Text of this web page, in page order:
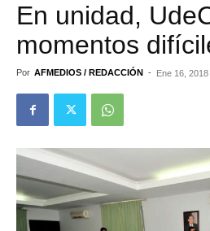
En unidad,
momentos
Por AFMEDIOS / REDACCIÓN - Ene 16, 2018